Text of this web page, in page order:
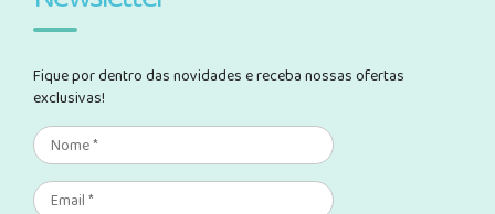
Fique por dentro das novidades e receba nossas ofertas
exclusivas!